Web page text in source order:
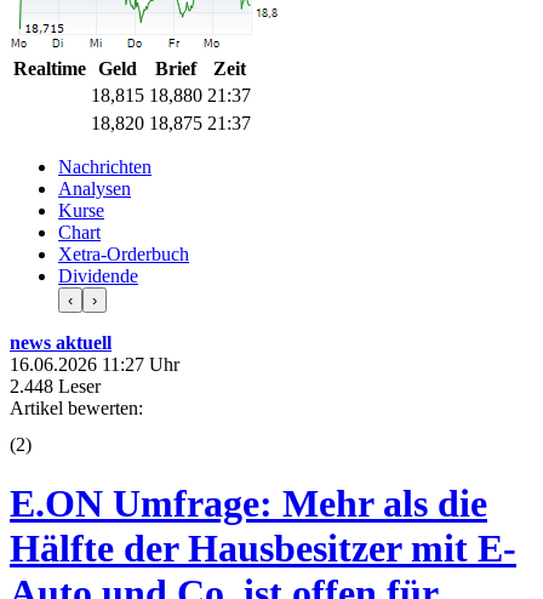
Realtime Geld Brief
Zeit
18,815 18,880 21:37
18,820 18,875 21:37
Nachrichten
Analysen
Kurse
Chart
Xetra-Orderbuch
Dividende
‹ ›
news aktuell
16.06.2026 11:27 Uhr
2.448 Leser
Artikel bewerten:
(2)
E.ON Umfrage: Mehr als die
Hälfte der Hausbesitzer mit E-